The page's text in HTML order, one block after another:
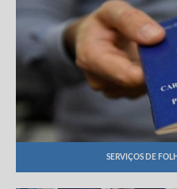
SERVIÇOS DE